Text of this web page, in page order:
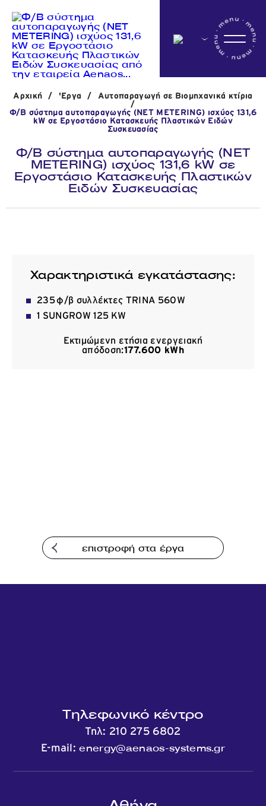
Αρχικη
Η εταιρεία
Δραστηριότητες
'Εργα
Επικοινωνία
Αρχική / 'Εργα /
Αυτοπαραγωγή σε Βιομηχανικά κτίρια
/
Φ/Β σύστημα αυτοπαραγωγής (NET METERING) ισχύος 131,6
kW σε Εργοστάσιο Κατασκευής Πλαστικών Ειδών
Συσκευασίας
Φ/Β σύστημα αυτοπαραγωγής (NET
METERING) ισχύος 131,6 kW σε
Εργοστάσιο Κατασκευής Πλαστικών
Ειδών Συσκευασίας
Χαρακτηριστικά εγκατάστασης:
235 φ/β συλλέκτες TRINA 560W
1 SUNGROW 125 KW
Εκτιμώμενη ετήσια ενεργειακή
απόδοση:177.600 kWh
επιστροφή στα έργα
Τηλεφωνικό κέντρο
Τηλ: 210 275 6802
E-mail:energy@aenaos-systems.gr